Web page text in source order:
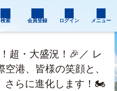
検索 会員登録 ログイン メニュー
超・大盛況！🎉／ レ
港、皆様の笑顔と、
さらに進化します！🏍️